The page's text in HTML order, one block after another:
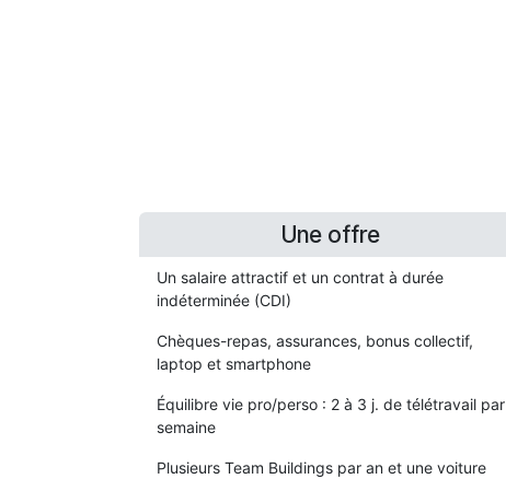
Une offre
Un salaire attractif et un contrat à durée
indéterminée (CDI)
Chèques-repas, assurances, bonus collectif,
laptop et smartphone
Équilibre vie pro/perso : 2 à 3 j. de télétravail par
semaine
Plusieurs Team Buildings par an et une voiture